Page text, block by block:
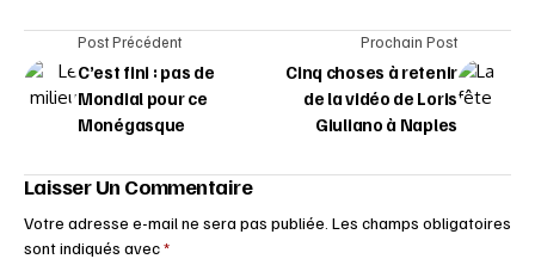
Post Précédent
C’est fini : pas de
Mondial pour ce
Monégasque
Prochain Post
Cinq choses à retenir
de la vidéo de Loris
Giuliano à Naples
Laisser Un Commentaire
Votre adresse e-mail ne sera pas publiée. Les champs obligatoires
sont indiqués avec*